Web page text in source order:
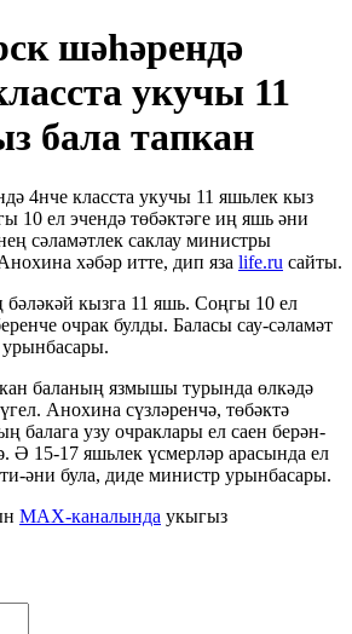
шәһәрендә
укучы 11
бала тапкан
4нче класста укучы 11 яшьлек кыз
10 ел эчендә төбәктәге иң яшь әни
сәламәтлек саклау министры
хәбәр итте, дип яза life.ru сайты.
бәләкәй кызга 11 яшь. Соңгы 10 ел
очрак булды. Баласы сау-сәламәт
баланың язмышы турында өлкәдә
Анохина сүзләренчә, төбәктә
балага узу очраклары ел саен берән-
Ә 15-17 яшьлек үсмерләр арасында ел
әни була, диде министр урынбасары.
MAX-каналында укыгыз